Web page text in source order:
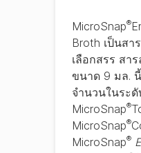
MicroSnap®
Broth เป็นสา
เลือกสรร สา
ขนาด 9 มล.
จำนวนในระ
MicroSnap®
MicroSnap®
MicroSnap®